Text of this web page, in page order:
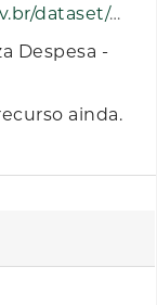
execucao_orcamentaria_natureza_despesa_ano_2007.zip
Despesa -
ainda.